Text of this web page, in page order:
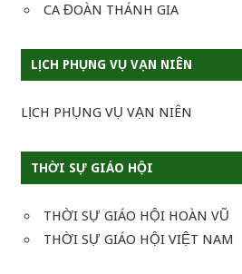
CA ĐOÀN THÁNH GIA
LỊCH PHỤNG VỤ VẠN NIÊN
LỊCH PHỤNG VỤ VẠN NIÊN
THỜI SỰ GIÁO HỘI
THỜI SỰ GIÁO HỘI HOÀN VŨ
THỜI SỰ GIÁO HỘI VIỆT NAM